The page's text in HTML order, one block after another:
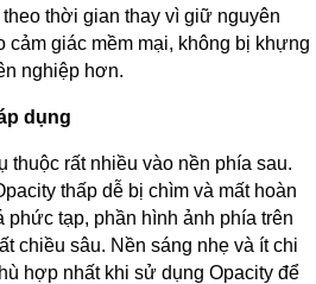
thời gian thay vì giữ nguyên
cảm giác mềm mại, không bị khựng
nghiệp hơn.
dụng
thuộc rất nhiều vào nền phía sau.
thấp dễ bị chìm và mất hoàn
phức tạp, phần hình ảnh phía trên
chiều sâu. Nền sáng nhẹ và ít chi
hợp nhất khi sử dụng Opacity để